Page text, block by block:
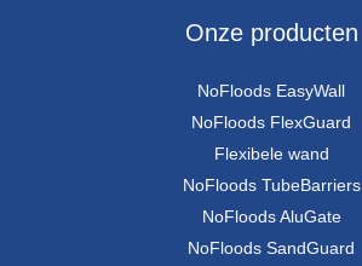
Onze producten
NoFloods EasyWall
NoFloods FlexGuard
Flexibele wand
NoFloods TubeBarriers
NoFloods AluGate
NoFloods SandGuard